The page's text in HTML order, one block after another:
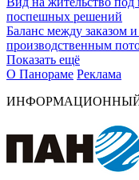
поспешных решений
Баланс между заказом
производственным
Показать ещё
О Панораме Реклама
ИНФОРМАЦИОННЫЙ